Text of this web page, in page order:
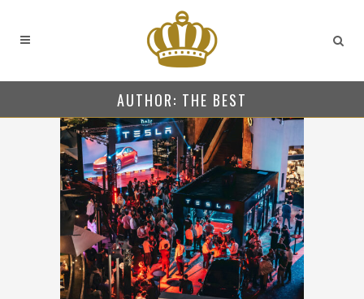
AUTHOR: THE BEST